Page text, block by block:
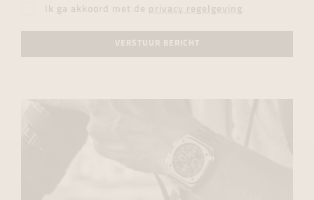
Ik ga akkoord met de privacy regelgeving
VERSTUUR BERICHT